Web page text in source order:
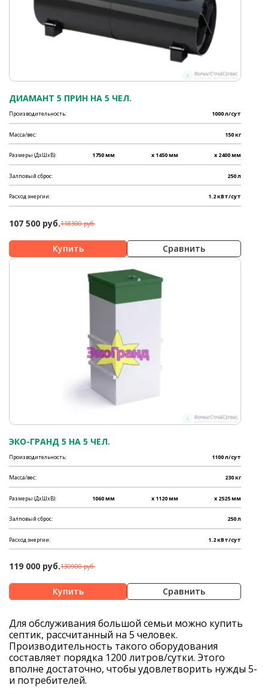
ДИАМАНТ 5 ПРИН НА 5 ЧЕЛ.
Производительность: 1000 л/сут
Масса/вес: 150 кг
Размеры (ДхШхВ): 1750 мм x 1450 мм x 2400 мм
Залповый сброс: 250 л
Расход энергии: 1.2 кВт/сут
107 500 руб.118300 руб.
Сравнить
ЭКО-ГРАНД 5 НА 5 ЧЕЛ.
Производительность: 1100 л/сут
Масса/вес: 230 кг
Размеры (ДхШхВ): 1060 мм x 1120 мм x 2525 мм
Залповый сброс: 250 л
Расход энергии: 1.2 кВт/сут
119 000 руб.130900 руб.
Сравнить
Для обслуживания большой семьи можно купить
септик, рассчитанный на 5 человек.
Производительность такого оборудования
составляет порядка 1200 литров/сутки. Этого
вполне достаточно, чтобы удовлетворить нужды 5-
и потребителей.